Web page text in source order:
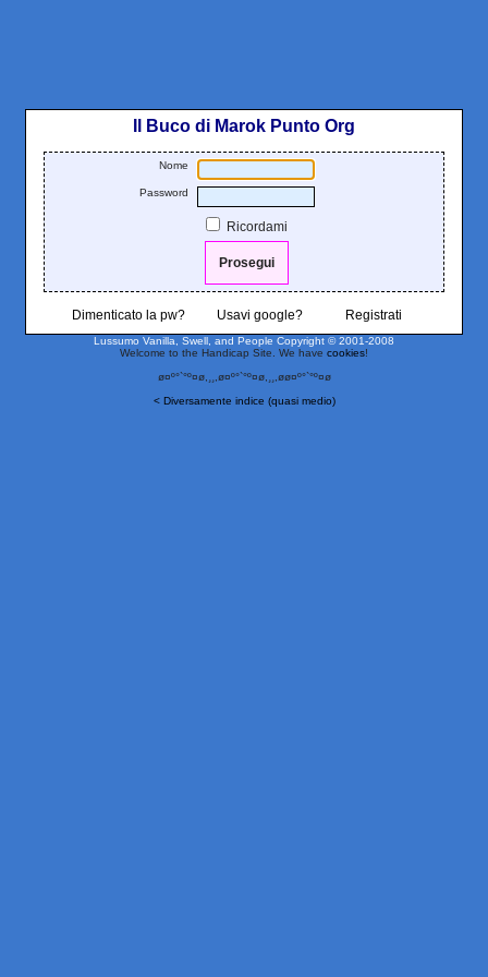
Il Buco di Marok Punto Org
Nome
Password
Ricordami
Dimenticato la pw? Usavi google? Registrati
Lussumo Vanilla, Swell, and People Copyright © 2001-2008
Welcome to the Handicap Site. We have cookies!
ø¤º°`°º¤ø,¸¸,ø¤º°`°º¤ø,¸¸,øø¤º°`°º¤ø
< Diversamente indice (quasi medio)